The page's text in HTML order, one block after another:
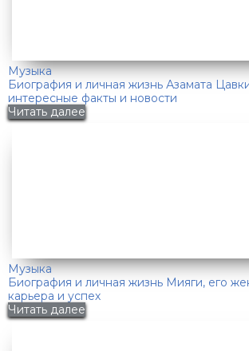
Музыка
Биография и личная жизнь Азамата
интересные факты и новости
Читать далее
Музыка
Биография и личная жизнь Мияги, его
карьера и успех
Читать далее